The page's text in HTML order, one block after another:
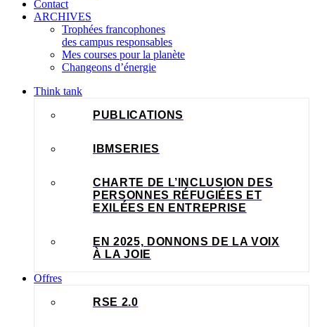
Contact
ARCHIVES
Trophées francophones
des campus responsables
Mes courses pour la planète
Changeons d’énergie
Think tank
PUBLICATIONS
IBMSERIES
CHARTE DE L’INCLUSION DES
PERSONNES RÉFUGIÉES ET
EXILÉES EN ENTREPRISE
EN 2025, DONNONS DE LA VOIX
À LA JOIE
Offres
RSE 2.0